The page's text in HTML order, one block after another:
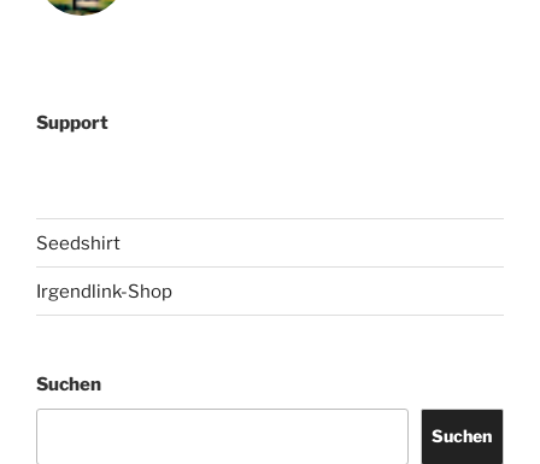
Support
Seedshirt
Irgendlink-Shop
Suchen
Suchen